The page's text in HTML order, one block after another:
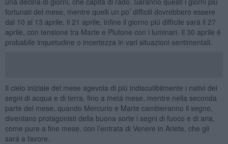
fortunati del mese, mentre quelli un po’ difficili dovrebbero essere
dal 10 al 13 aprile, il 21 aprile, infine il giorno piú difficile sará il 27
aprile, con tensione tra Marte e Plutone con i luminari. Il 30 aprile é
probabile inquetudine o incertezza in vari situazioni sentimentali.
Il cielo iniziale del mese agevola di piú indiscutibilmente i nativi dei
segni di acqua e di terra, fino a metá mese, mentre nella seconda
parte del mese, quando Mercurio e Marte cambieranno il segno,
diventano protagonisti della buona sorte i segni di fuoco e di aria,
come pure a fine mese, con l’entrata di Venere in Ariete, che gli
sará a favore.